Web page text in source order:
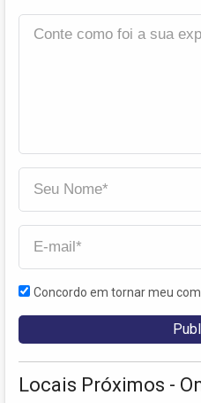
Concordo em tornar meu
Locais Próximos -